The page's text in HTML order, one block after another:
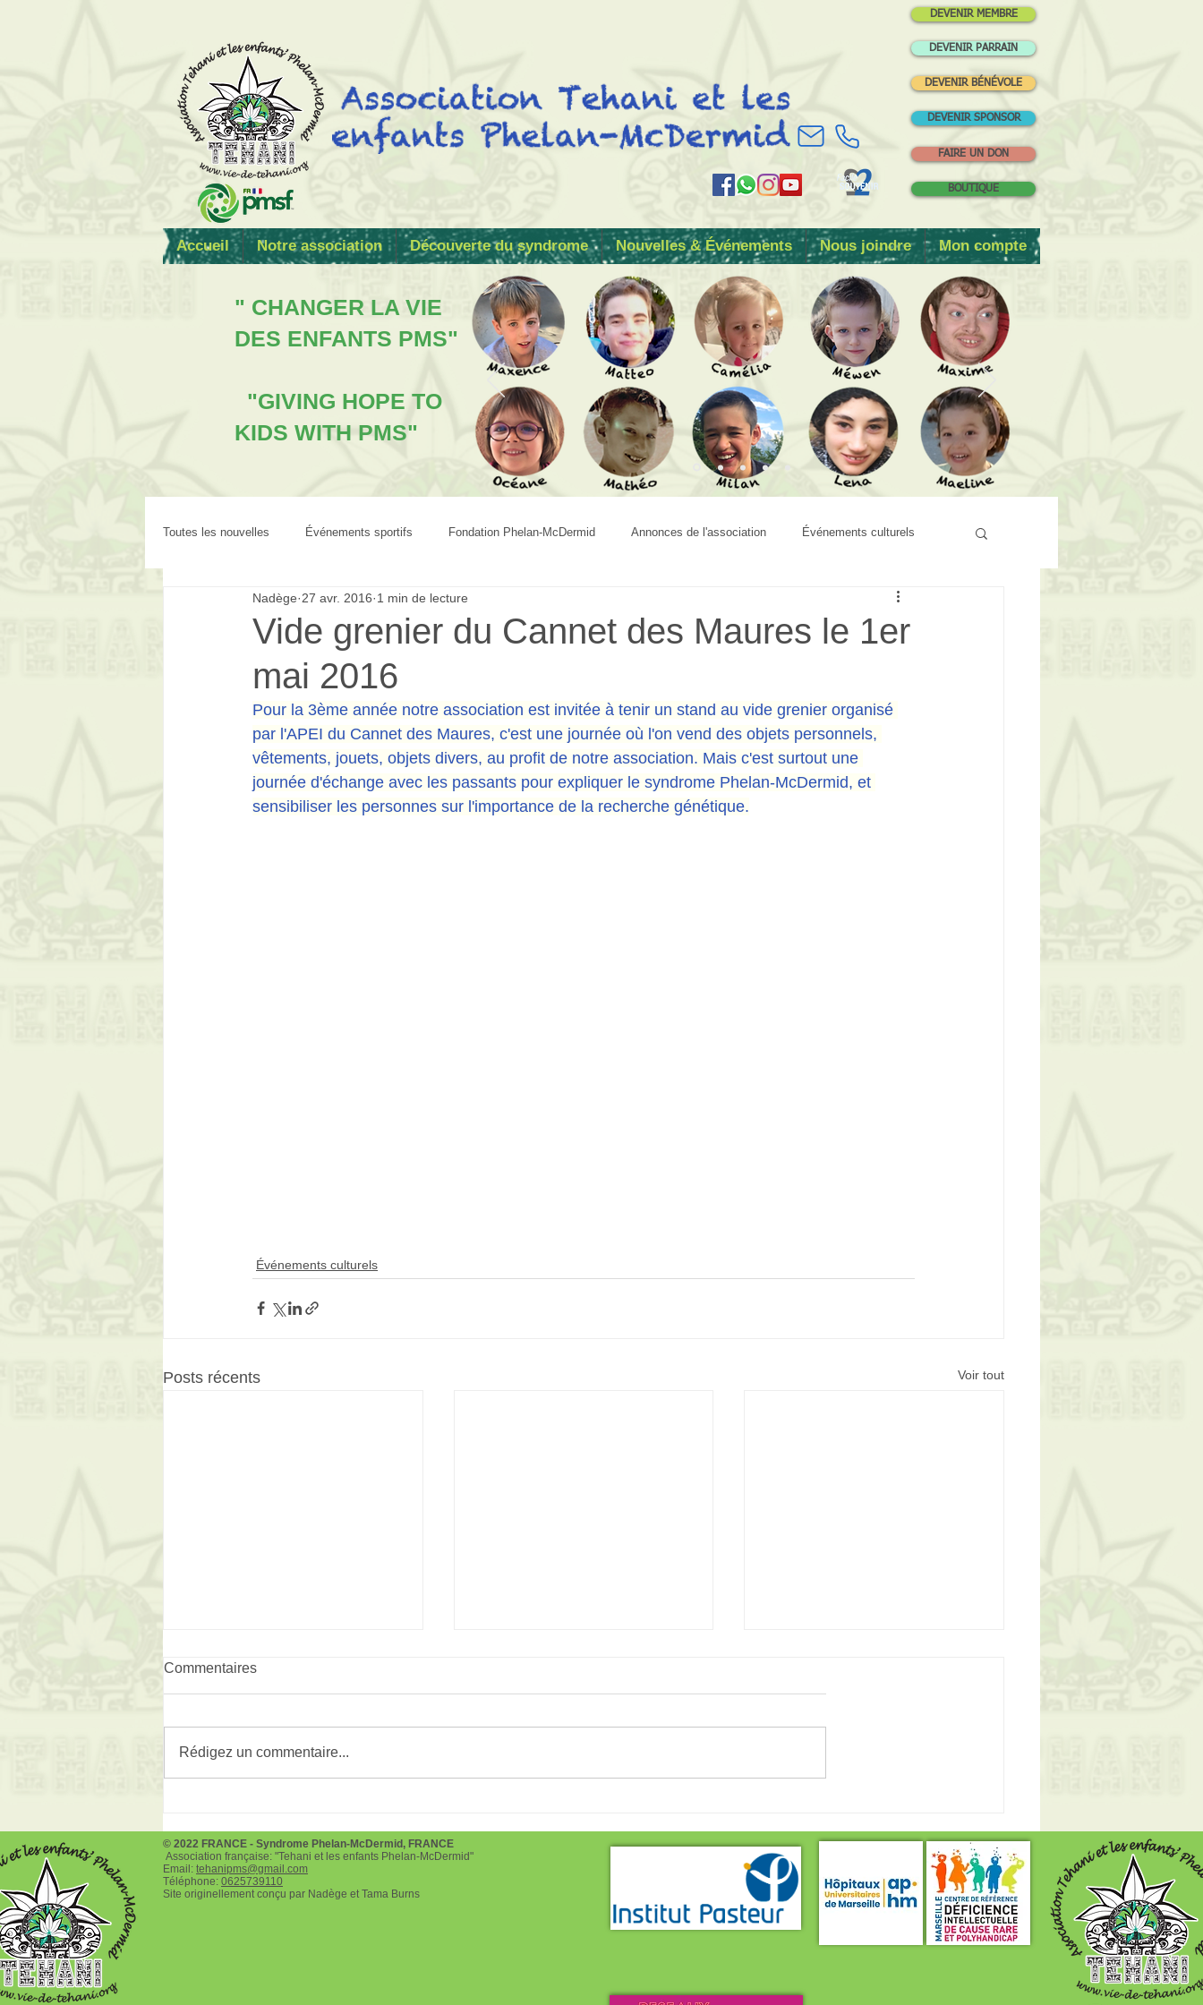
DEVENIR MEMBRE
DEVENIR PARRAIN
DEVENIR BÉNÉVOLE
DEVENIR SPONSOR
FAIRE UN DON
BOUTIQUE
Accueil Notre association Découverte du syndrome Nouvelles & Événements Nous joindre Mon compte
" CHANGER LA VIE
DES ENFANTS PMS"
"GIVING HOPE TO
KIDS WITH PMS"
Toutes les nouvelles Événements sportifs Fondation Phelan-McDermid Annonces de l'association Événements culturels
Vide grenier du Cannet des Maures le 1er
mai 2016
Nadège 27 avr. 2016 1 min de lecture
Pour la 3ème année notre association est invitée à tenir un stand au vide grenier organisé
par l'APEI du Cannet des Maures, c'est une journée où l'on vend des objets personnels,
vêtements, jouets, objets divers, au profit de notre association. Mais c'est surtout une
journée d'échange avec les passants pour expliquer le syndrome Phelan-McDermid, et
sensibiliser les personnes sur l'importance de la recherche génétique.
Événements culturels
Posts récents Voir tout
Commentaires
Rédigez un commentaire...
© 2022 FRANCE - Syndrome Phelan-McDermid, FRANCE
Association française: "Tehani et les enfants Phelan-McDermid"
Email: tehanipms@gmail.com
Téléphone: 0625739110
Site originellement conçu par Nadège et Tama Burns